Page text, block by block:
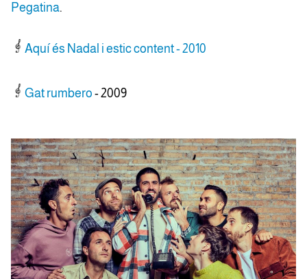
Pegatina.
Aquí és Nadal i estic content - 2010
Gat rumbero - 2009